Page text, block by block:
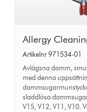
Allergy
Cleaning
Kit
Allergy
Artikelnr 971534-01
Avlägsna damm,
med denna
sladdlösa
V15, V12, V11, V10.